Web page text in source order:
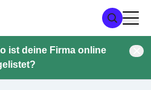
ist deine Firma online